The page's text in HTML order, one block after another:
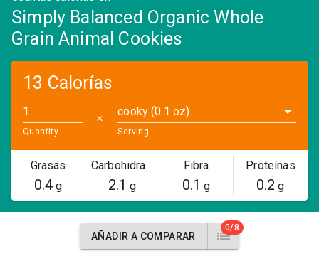
Simply Balanced Organic Whole
Grain Animal Cookies
13 Calorías
Quantity
✕
cooky (0.1 oz)
Serving
Grasas
0.4g
Carbohidratos
2.1 g
Fibra
0.1 g
Proteínas
0.2 g
AÑADIR A COMPARAR
0/8